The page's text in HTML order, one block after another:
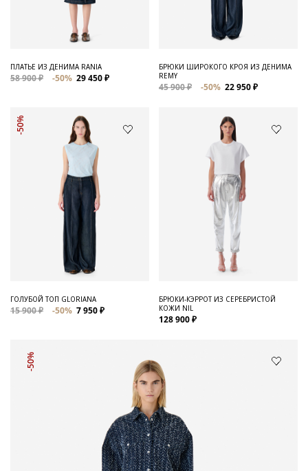
ПЛАТЬЕ ИЗ ДЕНИМА RANIA
58 900 ₽ -50% 29 450 ₽
БРЮКИ ШИРОКОГО КРОЯ ИЗ ДЕНИМА
REMY
45 900 ₽ -50% 22 950 ₽
-50%
ГОЛУБОЙ ТОП GLORIANA
15 900 ₽ -50% 7 950 ₽
БРЮКИ-КЭРРОТ ИЗ СЕРЕБРИСТОЙ
КОЖИ NIL
128 900 ₽
-50%